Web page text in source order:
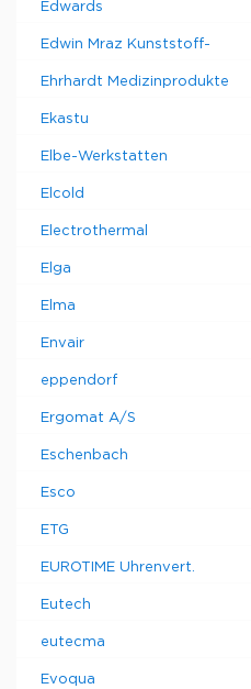
Edwards
Edwin Mraz Kunststoff-
Ehrhardt Medizinprodukte
Ekastu
Elbe-Werkstatten
Elcold
Electrothermal
Elga
Elma
Envair
eppendorf
Ergomat A/S
Eschenbach
Esco
ETG
EUROTIME Uhrenvert.
Eutech
eutecma
Evoqua